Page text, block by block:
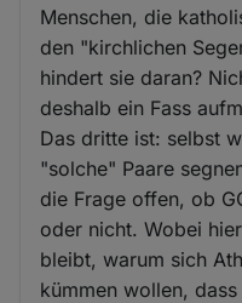
Menschen, die
den "kirchlichen
hindert sie daran?
deshalb ein Fass
Das dritte ist: selbst
"solche" Paare
die Frage offen, ob
oder nicht. Wobei
bleibt, warum sich
kümmen wollen,